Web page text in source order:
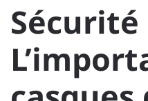
Sécurité